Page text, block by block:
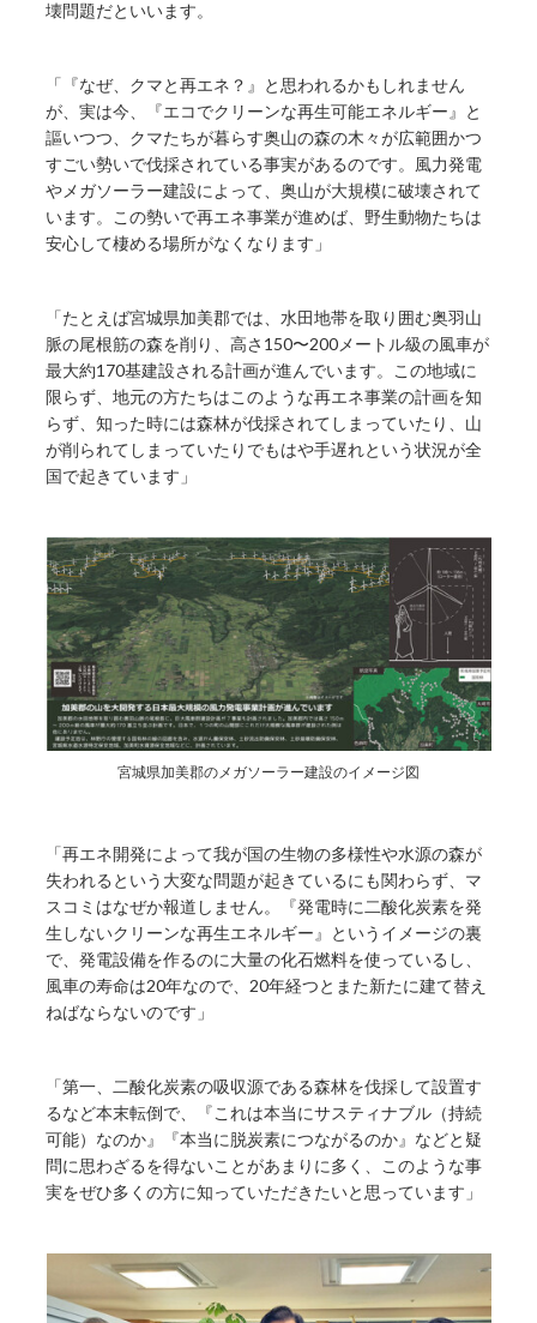
壊問題だといいます。
「『なぜ、クマと再エネ？』と思われるかもしれません
が、実は今、『エコでクリーンな再生可能エネルギー』と
謳いつつ、クマたちが暮らす奥山の森の木々が広範囲かつ
すごい勢いで伐採されている事実があるのです。風力発電
やメガソーラー建設によって、奥山が大規模に破壊されて
います。この勢いで再エネ事業が進めば、野生動物たちは
安心して棲める場所がなくなります」
「たとえば宮城県加美郡では、水田地帯を取り囲む奥羽山
脈の尾根筋の森を削り、高さ150〜200メートル級の風車が
最大約170基建設される計画が進んでいます。この地域に
限らず、地元の方たちはこのような再エネ事業の計画を知
らず、知った時には森林が伐採されてしまっていたり、山
が削られてしまっていたりでもはや手遅れという状況が全
国で起きています」
宮城県加美郡のメガソーラー建設のイメージ図
「再エネ開発によって我が国の生物の多様性や水源の森が
失われるという大変な問題が起きているにも関わらず、マ
スコミはなぜか報道しません。『発電時に二酸化炭素を発
生しないクリーンな再生エネルギー』というイメージの裏
で、発電設備を作るのに大量の化石燃料を使っているし、
風車の寿命は20年なので、20年経つとまた新たに建て替え
ねばならないのです」
「第一、二酸化炭素の吸収源である森林を伐採して設置す
るなど本末転倒で、『これは本当にサスティナブル（持続
可能）なのか』『本当に脱炭素につながるのか』などと疑
問に思わざるを得ないことがあまりに多く、このような事
実をぜひ多くの方に知っていただきたいと思っています」